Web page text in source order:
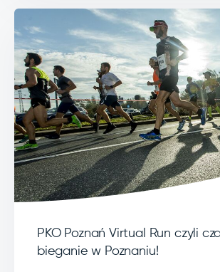
PKO Poznań Virtual Run czyli
bieganie w Poznaniu!